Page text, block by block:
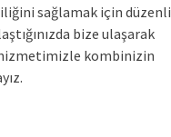
sağlamak için düzenli
bize ulaşarak
kombinizin